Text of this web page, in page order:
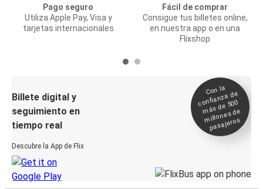
Pago seguro
Utiliza Apple Pay, Visa y
tarjetas internacionales
Fácil de comprar
Consigue tus billetes online,
en nuestra app o en una
Flixshop
Billete digital y
seguimiento en
tiempo real
Descubre la App de Flix
Con la
confianza de
más de 500
millones de
pasajeros